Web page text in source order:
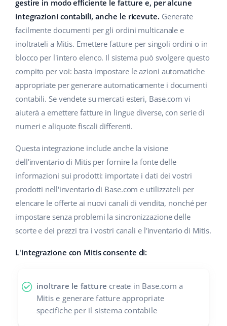
Gestione Spedizioni
Workflow Automation
Base Connect
AI per l'e-commerce
Casa e giardino
Prodotti per bambini
Elettronica
Automotive
Food&Grocery
Salute e bellezza
Moda
Centro Assistenza
Academy
Blog
Audit dell'account
Altro
Calcolatore dei vantaggi
Collaborazione e partner
Contatto
english (GB)
english (IN)
čeština
deutsch
Ελληνικά
español (AR)
español (MX)
Italiano
română
中文
gestire in modo efficiente le fatture e, per alcune
integrazioni contabili, anche le ricevute. Generate
facilmente documenti per gli ordini multicanale e
inoltrateli a Mitis. Emettere fatture per singoli ordini o in
blocco per l'intero elenco. Il sistema può svolgere questo
compito per voi: basta impostare le azioni automatiche
appropriate per generare automaticamente i documenti
contabili. Se vendete su mercati esteri, Base.com vi
aiuterà a emettere fatture in lingue diverse, con serie di
numeri e aliquote fiscali differenti.
Questa integrazione include anche la visione
dell'inventario di Mitis per fornire la fonte delle
informazioni sui prodotti: importate i dati dei vostri
prodotti nell'inventario di Base.com e utilizzateli per
elencare le offerte ai nuovi canali di vendita, nonché per
impostare senza problemi la sincronizzazione delle
scorte e dei prezzi tra i vostri canali e l'inventario di Mitis.
L'integrazione con Mitis consente di:
inoltrare le fatture create in Base.com a
Mitis e generare fatture appropriate
specifiche per il sistema contabile